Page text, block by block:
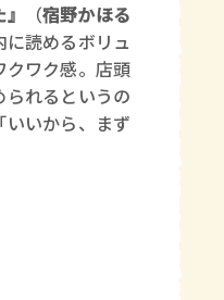
（宿野かほる
読めるボリュ
クワク感。店頭
れるというの
いから、まず
金稼ぎスリーサム！ 二重拘束の…
著／川瀬七緒